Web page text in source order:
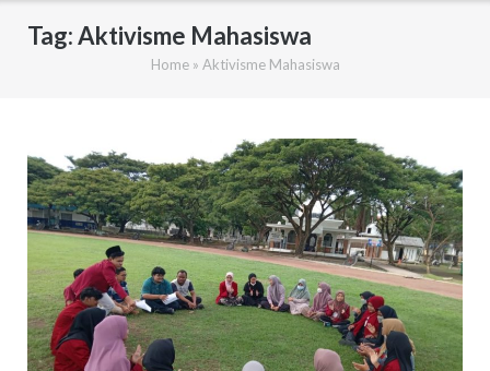
Tag:Aktivisme Mahasiswa
Home» Aktivisme Mahasiswa